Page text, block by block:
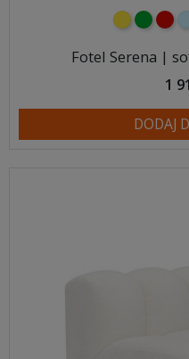
żółtyzielony
Fotel Serena |
1
DODAJ